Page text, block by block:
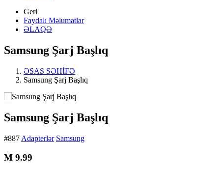
Geri
Faydalı Məlumatlar
ƏLAQƏ
Samsung Şarj Başlıq
ƏSAS SƏHİFƏ
Samsung Şarj Başlıq
Samsung Şarj Başlıq
#887 Adapterlər Samsung
M 9.99